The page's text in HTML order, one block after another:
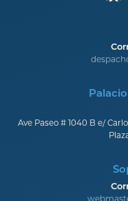
Ave Paseo # 1040 B e/